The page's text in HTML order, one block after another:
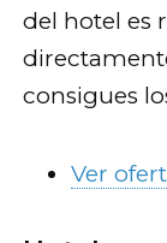
del hotel es
consigues
Ver